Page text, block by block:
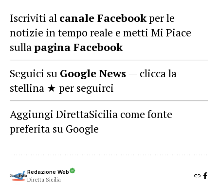
Iscriviti al canale Facebookper le
notizie in tempo reale e metti Mi Piace
sulla pagina Facebook
Seguici su Google News — clicca la
stellina ★ per seguirci
Aggiungi DirettaSicilia come fonte
preferita su Google
Redazione Web
Diretta Sicilia